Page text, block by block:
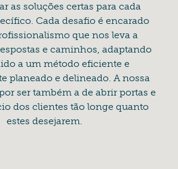
as soluções certas para cada
Cada desafio é encarado
que nos leva a
e caminhos, adaptando
a um método eficiente e
planeado e delineado. A nossa
ser também a de abrir portas e
dos clientes tão longe quanto
estes desejarem.